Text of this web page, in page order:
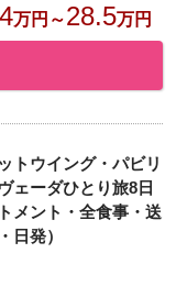
万円～28.5万円
トウイング・パビリ
ェーダひとり旅8日
メント・全食事・送
日発）